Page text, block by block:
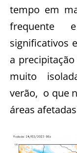
tempo em
frequente
significativos
a
muito
verão, o que
áreas